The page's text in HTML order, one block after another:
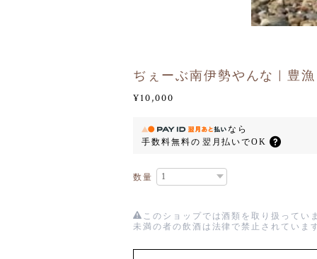
ぢぇーぶ南伊勢やんな | 豊漁
¥10,000
なら
手数料無料の 翌月払いでOK
数量
このショップでは酒類を取り扱ってい
未満の者の飲酒は法律で禁止されていま